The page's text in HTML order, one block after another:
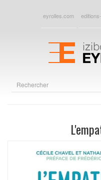
eyrolles.com